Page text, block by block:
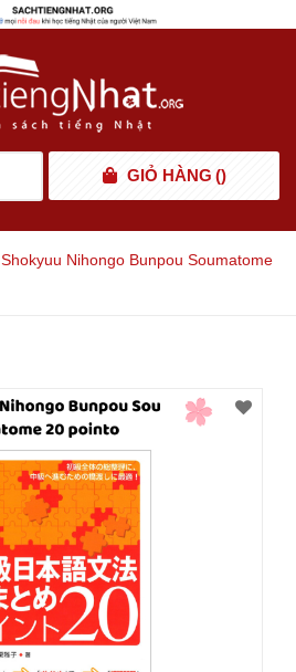
GIỎ HÀNG ()
Shokyuu Nihongo Bunpou Soumatome